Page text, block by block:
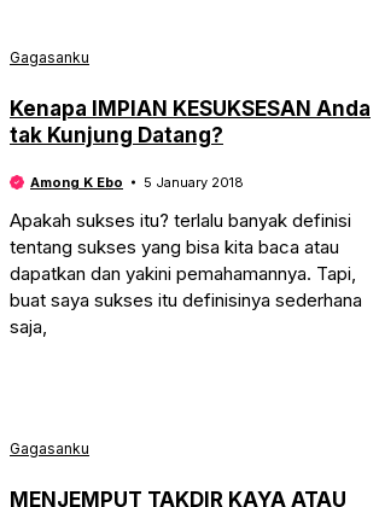
Gagasanku
​Kenapa IMPIAN KESUKSESAN Anda
tak Kunjung Datang?
Among K Ebo 5 January 2018
Apakah sukses itu? terlalu banyak definisi
tentang sukses yang bisa kita baca atau
dapatkan dan yakini pemahamannya. Tapi,
buat saya sukses itu definisinya sederhana
saja,
Gagasanku
MENJEMPUT TAKDIR KAYA ATAU